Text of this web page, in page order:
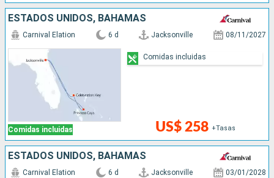
ESTADOS UNIDOS, BAHAMAS
Comidas incluidas
Carnival Elation 6 d Jacksonville 08/11/2027
US$ 258 +Tasas
Comidas incluidas
ESTADOS UNIDOS, BAHAMAS
Carnival Elation 6 d Jacksonville 03/01/2028